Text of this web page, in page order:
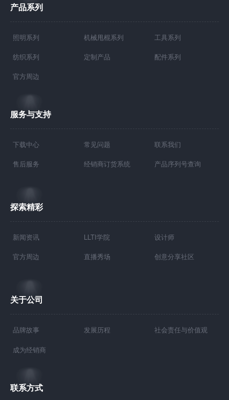
产品系列
照明系列 机械甩棍系列 工具系列
纺织系列 定制产品 配件系列
官方周边
服务与支持
下载中心 常见问题 联系我们
售后服务 经销商订货系统 产品序列号查询
探索精彩
新闻资讯 LLTI学院 设计师
官方周边 直播秀场 创意分享社区
关于公司
品牌故事 发展历程 社会责任与价值观
成为经销商
联系方式